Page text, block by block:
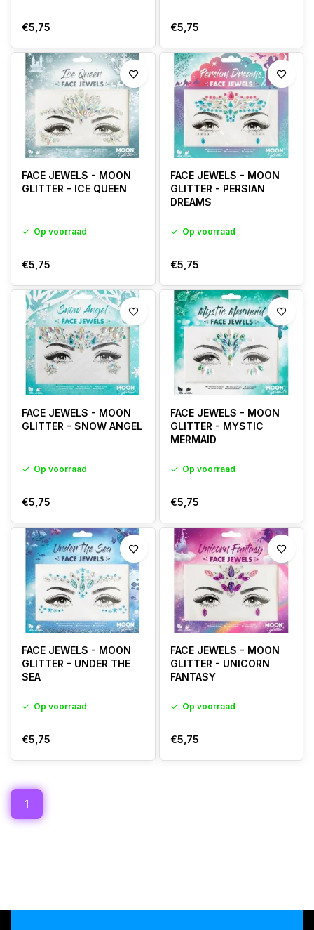
€5,75 €5,75
FACE JEWELS - MOON
GLITTER - ICE QUEEN
Op voorraad
€5,75
FACE JEWELS - MOON
GLITTER - PERSIAN
DREAMS
Op voorraad
€5,75
FACE JEWELS - MOON
GLITTER - SNOW ANGEL
Op voorraad
€5,75
FACE JEWELS - MOON
GLITTER - MYSTIC
MERMAID
Op voorraad
€5,75
FACE JEWELS - MOON
GLITTER - UNDER THE
SEA
Op voorraad
€5,75
FACE JEWELS - MOON
GLITTER - UNICORN
FANTASY
Op voorraad
€5,75
1